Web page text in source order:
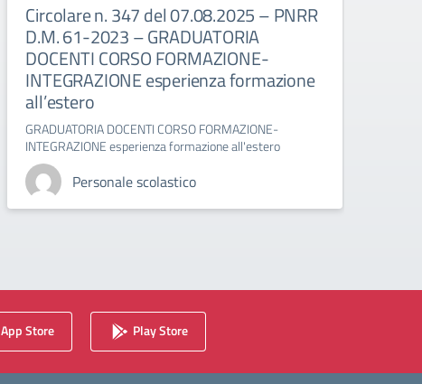
Circolare n. 347 del 07.08.2025 – PNRR
D.M. 61-2023 – GRADUATORIA
DOCENTI CORSO FORMAZIONE-
INTEGRAZIONE esperienza formazione
all’estero
GRADUATORIA DOCENTI CORSO FORMAZIONE-
INTEGRAZIONE esperienza formazione all'estero
Personale scolastico
App Store Play Store